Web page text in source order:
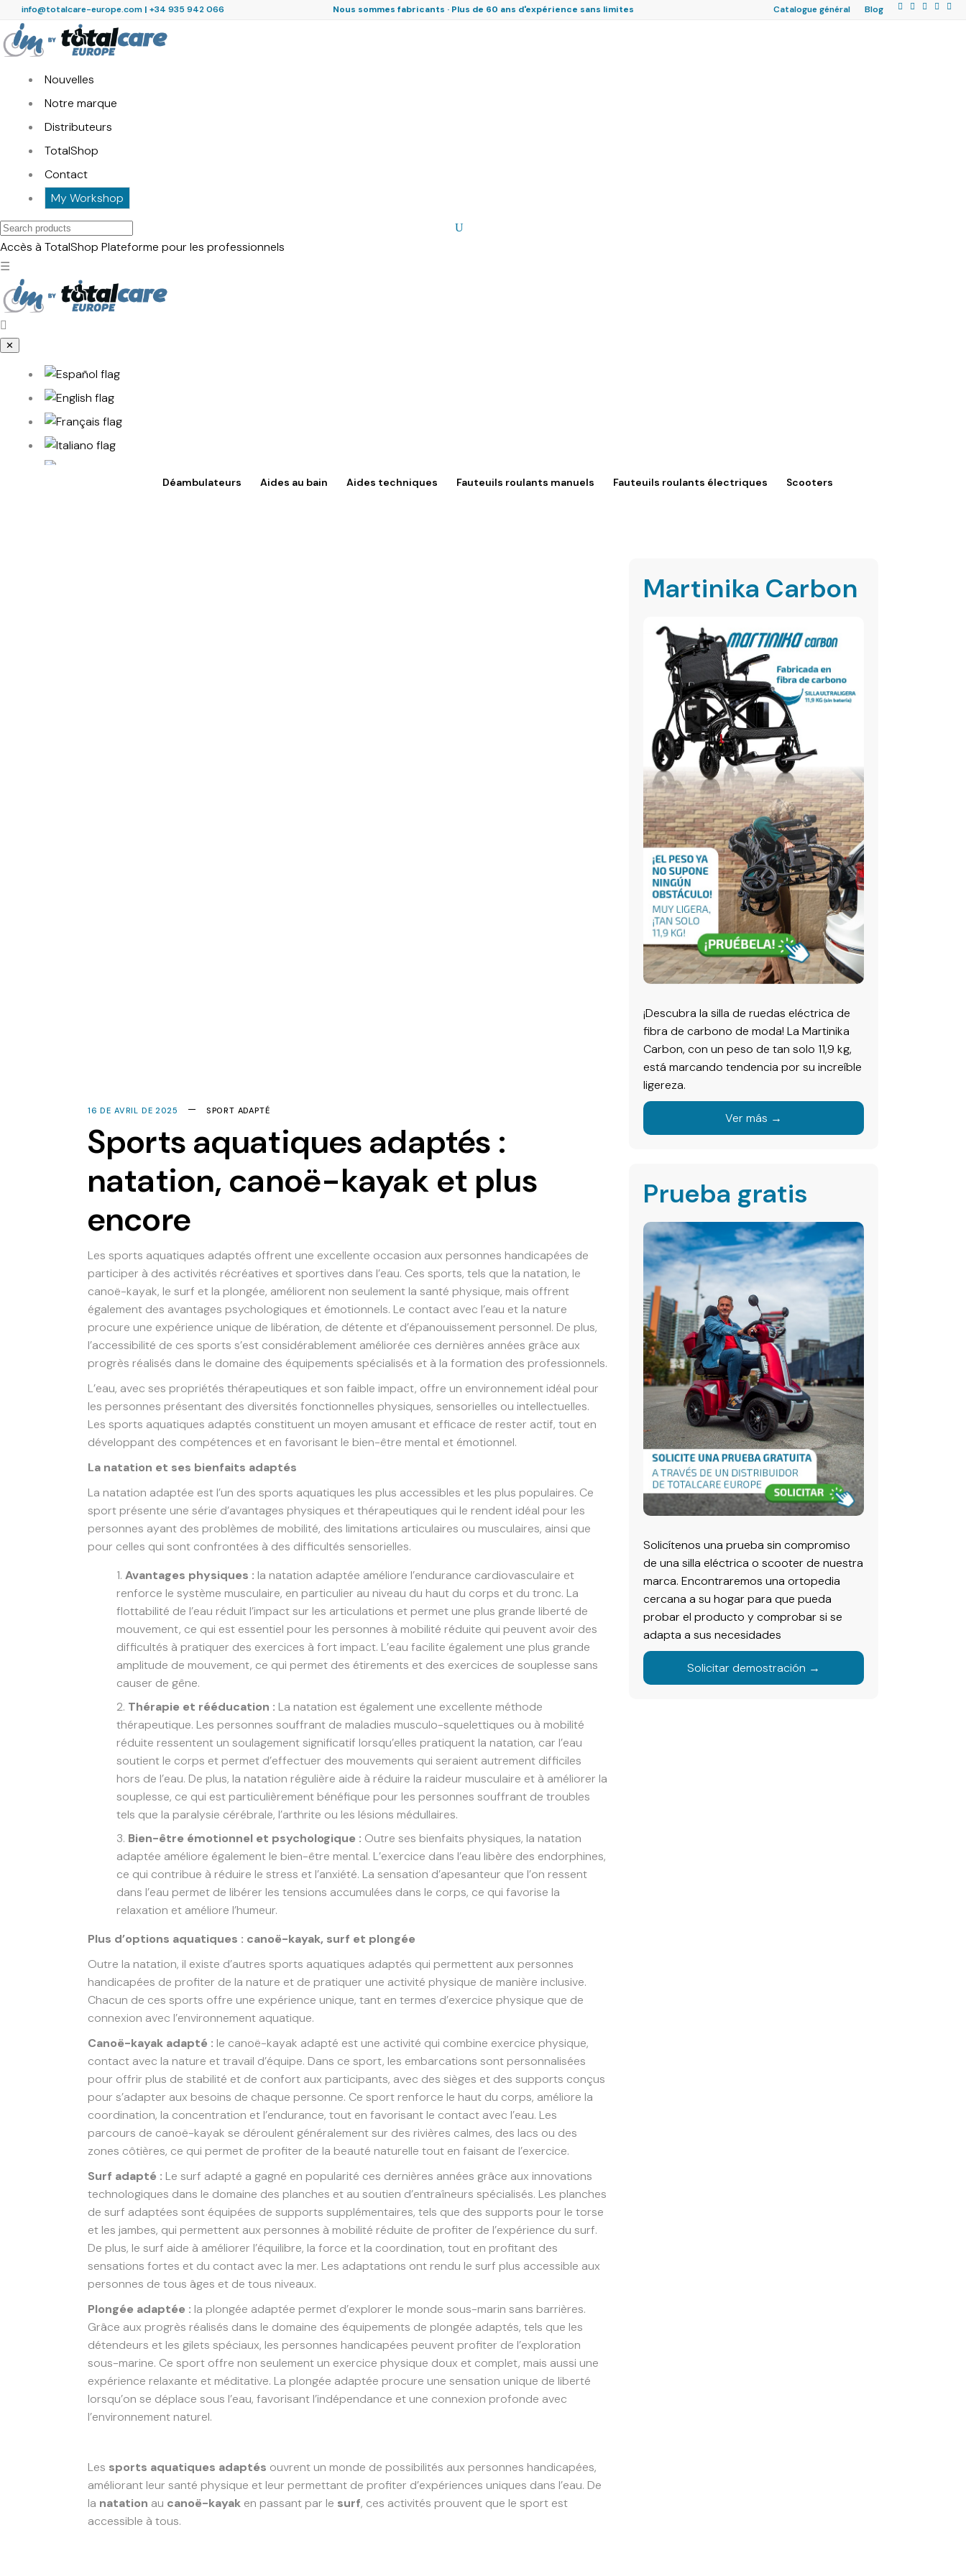
info@totalcare-europe.com| +34 935 942 066 Nous sommes fabricants · Plus de 60 ans d'expérience sans limites Catalogue général Blog
Nouvelles
Notre marque
Distributeurs
TotalShop
Contact
My Workshop
Search
products
Accès à TotalShop Plateforme pour les professionnels
☰
✕
Déambulateurs Aides au bain Aides techniques Fauteuils roulants manuels Fauteuils roulants électriques Scooters
16 DE AVRIL DE 2025 SPORT ADAPTÉ
Sports aquatiques adaptés :
natation, canoë-kayak et plus
encore
Les sports aquatiques adaptés offrent une excellente occasion aux personnes handicapées de
participer à des activités récréatives et sportives dans l’eau. Ces sports, tels que la natation, le
canoë-kayak, le surf et la plongée, améliorent non seulement la santé physique, mais offrent
également des avantages psychologiques et émotionnels. Le contact avec l’eau et la nature
procure une expérience unique de libération, de détente et d’épanouissement personnel. De plus,
l’accessibilité de ces sports s’est considérablement améliorée ces dernières années grâce aux
progrès réalisés dans le domaine des équipements spécialisés et à la formation des professionnels.
L’eau, avec ses propriétés thérapeutiques et son faible impact, offre un environnement idéal pour
les personnes présentant des diversités fonctionnelles physiques, sensorielles ou intellectuelles.
Les sports aquatiques adaptés constituent un moyen amusant et efficace de rester actif, tout en
développant des compétences et en favorisant le bien-être mental et émotionnel.
La natation et ses bienfaits adaptés
La natation adaptée est l’un des sports aquatiques les plus accessibles et les plus populaires. Ce
sport présente une série d’avantages physiques et thérapeutiques qui le rendent idéal pour les
personnes ayant des problèmes de mobilité, des limitations articulaires ou musculaires, ainsi que
pour celles qui sont confrontées à des difficultés sensorielles.
Avantages physiques : la natation adaptée améliore l’endurance cardiovasculaire et
renforce le système musculaire, en particulier au niveau du haut du corps et du tronc. La
flottabilité de l’eau réduit l’impact sur les articulations et permet une plus grande liberté de
mouvement, ce qui est essentiel pour les personnes à mobilité réduite qui peuvent avoir des
difficultés à pratiquer des exercices à fort impact. L’eau facilite également une plus grande
amplitude de mouvement, ce qui permet des étirements et des exercices de souplesse sans
causer de gêne.
Thérapie et rééducation : La natation est également une excellente méthode
thérapeutique. Les personnes souffrant de maladies musculo-squelettiques ou à mobilité
réduite ressentent un soulagement significatif lorsqu’elles pratiquent la natation, car l’eau
soutient le corps et permet d’effectuer des mouvements qui seraient autrement difficiles
hors de l’eau. De plus, la natation régulière aide à réduire la raideur musculaire et à améliorer la
souplesse, ce qui est particulièrement bénéfique pour les personnes souffrant de troubles
tels que la paralysie cérébrale, l’arthrite ou les lésions médullaires.
Bien-être émotionnel et psychologique : Outre ses bienfaits physiques, la natation
adaptée améliore également le bien-être mental. L’exercice dans l’eau libère des endorphines,
ce qui contribue à réduire le stress et l’anxiété. La sensation d’apesanteur que l’on ressent
dans l’eau permet de libérer les tensions accumulées dans le corps, ce qui favorise la
relaxation et améliore l’humeur.
Plus d’options aquatiques : canoë-kayak, surf et plongée
Outre la natation, il existe d’autres sports aquatiques adaptés qui permettent aux personnes
handicapées de profiter de la nature et de pratiquer une activité physique de manière inclusive.
Chacun de ces sports offre une expérience unique, tant en termes d’exercice physique que de
connexion avec l’environnement aquatique.
Canoë-kayak adapté : le canoë-kayak adapté est une activité qui combine exercice physique,
contact avec la nature et travail d’équipe. Dans ce sport, les embarcations sont personnalisées
pour offrir plus de stabilité et de confort aux participants, avec des sièges et des supports conçus
pour s’adapter aux besoins de chaque personne. Ce sport renforce le haut du corps, améliore la
coordination, la concentration et l’endurance, tout en favorisant le contact avec l’eau. Les
parcours de canoë-kayak se déroulent généralement sur des rivières calmes, des lacs ou des
zones côtières, ce qui permet de profiter de la beauté naturelle tout en faisant de l’exercice.
Surf adapté : Le surf adapté a gagné en popularité ces dernières années grâce aux innovations
technologiques dans le domaine des planches et au soutien d’entraîneurs spécialisés. Les planches
de surf adaptées sont équipées de supports supplémentaires, tels que des supports pour le torse
et les jambes, qui permettent aux personnes à mobilité réduite de profiter de l’expérience du surf.
De plus, le surf aide à améliorer l’équilibre, la force et la coordination, tout en profitant des
sensations fortes et du contact avec la mer. Les adaptations ont rendu le surf plus accessible aux
personnes de tous âges et de tous niveaux.
Plongée adaptée : la plongée adaptée permet d’explorer le monde sous-marin sans barrières.
Grâce aux progrès réalisés dans le domaine des équipements de plongée adaptés, tels que les
détendeurs et les gilets spéciaux, les personnes handicapées peuvent profiter de l’exploration
sous-marine. Ce sport offre non seulement un exercice physique doux et complet, mais aussi une
expérience relaxante et méditative. La plongée adaptée procure une sensation unique de liberté
lorsqu’on se déplace sous l’eau, favorisant l’indépendance et une connexion profonde avec
l’environnement naturel.
Les sports aquatiques adaptés ouvrent un monde de possibilités aux personnes handicapées,
améliorant leur santé physique et leur permettant de profiter d’expériences uniques dans l’eau. De
la natation au canoë-kayak en passant par le surf, ces activités prouvent que le sport est
accessible à tous.
Martinika Carbon
¡Descubra la silla de ruedas eléctrica de
fibra de carbono de moda! La Martinika
Carbon, con un peso de tan solo 11,9 kg,
está marcando tendencia por su increíble
ligereza.
Ver más →
Prueba gratis
Solicítenos una prueba sin compromiso
de una silla eléctrica o scooter de nuestra
marca. Encontraremos una ortopedia
cercana a su hogar para que pueda
probar el producto y comprobar si se
adapta a sus necesidades
Solicitar demostración →